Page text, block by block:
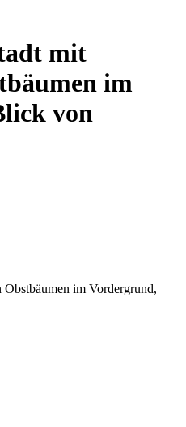
mit
im
von
im Vordergrund,